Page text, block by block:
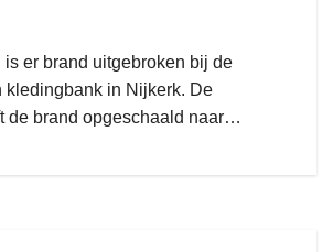
er brand uitgebroken bij de
kledingbank in Nijkerk. De
de brand opgeschaald naar…